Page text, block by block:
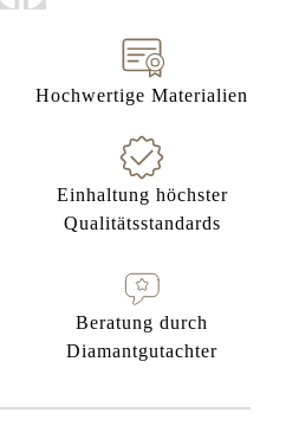
Hochwertige Materialien
Einhaltung höchster
Qualitätsstandards
Beratung durch
Diamantgutachter